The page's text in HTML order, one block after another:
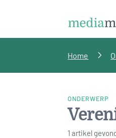
Home
ONDERWERP
1 artikel